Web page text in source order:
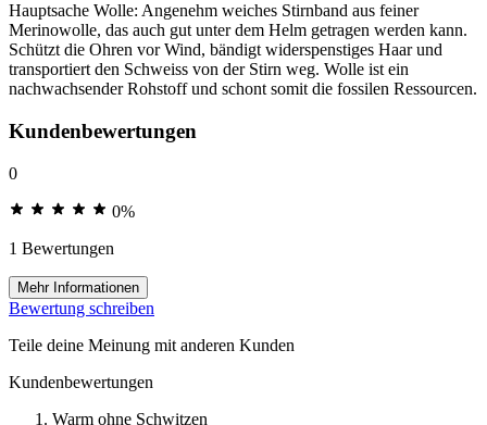
Hauptsache Wolle: Angenehm weiches Stirnband aus feiner
Merinowolle, das auch gut unter dem Helm getragen werden kann.
Schützt die Ohren vor Wind, bändigt widerspenstiges Haar und
transportiert den Schweiss von der Stirn weg. Wolle ist ein
nachwachsender Rohstoff und schont somit die fossilen Ressourcen.
Kundenbewertungen
0
0%
1 Bewertungen
Mehr Informationen
Bewertung schreiben
Teile deine Meinung mit anderen Kunden
Kundenbewertungen
Warm ohne Schwitzen